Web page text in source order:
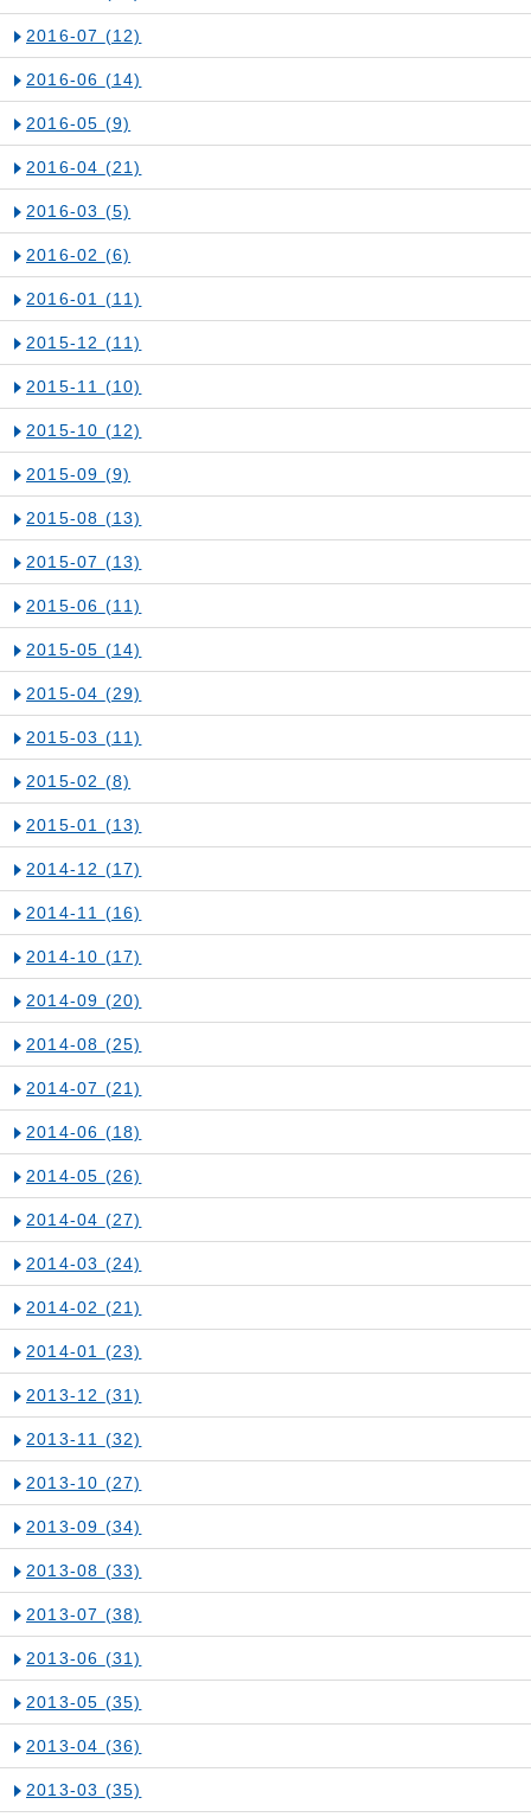
2016-07 (12)
2016-06 (14)
2016-05 (9)
2016-04 (21)
2016-03 (5)
2016-02 (6)
2016-01 (11)
2015-12 (11)
2015-11 (10)
2015-10 (12)
2015-09 (9)
2015-08 (13)
2015-07 (13)
2015-06 (11)
2015-05 (14)
2015-04 (29)
2015-03 (11)
2015-02 (8)
2015-01 (13)
2014-12 (17)
2014-11 (16)
2014-10 (17)
2014-09 (20)
2014-08 (25)
2014-07 (21)
2014-06 (18)
2014-05 (26)
2014-04 (27)
2014-03 (24)
2014-02 (21)
2014-01 (23)
2013-12 (31)
2013-11 (32)
2013-10 (27)
2013-09 (34)
2013-08 (33)
2013-07 (38)
2013-06 (31)
2013-05 (35)
2013-04 (36)
2013-03 (35)